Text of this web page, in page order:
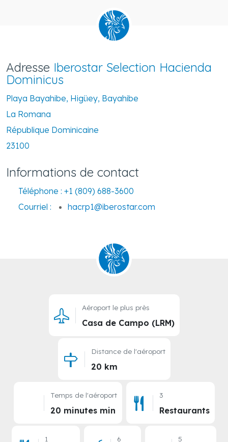
Adresse Iberostar Selection Hacienda
Dominicus
Playa Bayahibe, Higüey, Bayahibe
La Romana
République Dominicaine
23100
Informations de contact
Téléphone : +1 (809) 688-3600
Courriel :
hacrp1@iberostar.com
Aéroport le plus près
Casa de Campo (LRM)
Distance de l'aéroport
20 km
Temps de l'aéroport
20 minutes min
3
Restaurants
1 6 5